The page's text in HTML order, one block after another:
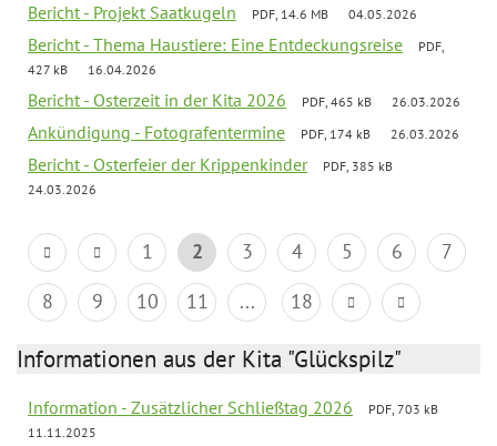
Bericht - Projekt Saatkugeln PDF, 14.6 MB 04.05.2026
Bericht - Thema Haustiere: Eine Entdeckungsreise
PDF,
427 kB
16.04.2026
Bericht - Osterzeit in der Kita 2026 PDF, 465 kB 26.03.2026
Ankündigung - Fotografentermine PDF, 174 kB 26.03.2026
Bericht - Osterfeier der Krippenkinder
PDF, 385 kB
24.03.2026
1 2 3 4 5 6
7
8
9 10 11 ... 18
Informationen aus der Kita "Glückspilz"
Information - Zusätzlicher Schließtag 2026
PDF, 703 kB
11.11.2025